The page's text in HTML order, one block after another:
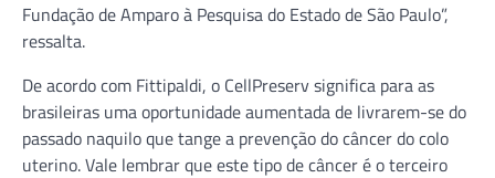
Fundação de Amparo à Pesquisa do Estado de São Paulo”,
ressalta.
De acordo com Fittipaldi, o CellPreserv significa para as
brasileiras uma oportunidade aumentada de livrarem-se do
passado naquilo que tange a prevenção do câncer do colo
uterino. Vale lembrar que este tipo de câncer é o terceiro